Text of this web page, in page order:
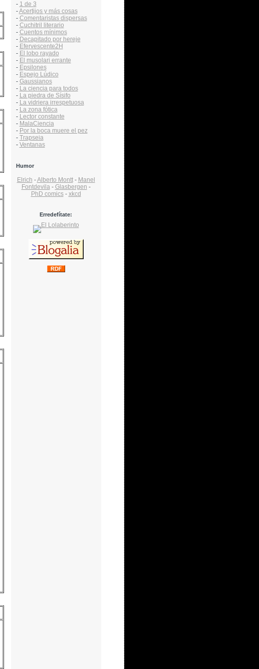
- 1 de 3
-Acertijos y más cosas
- Comentaristas dispersas
- Cuchitril literario
- Cuentos mínimos
- Decapitado por hereje
- Efervescente2H
- El lobo rayado
- El musolari errante
- Epsilones
- Espejo Lúdico
- Gaussianos
- La ciencia para todos
- La piedra de Sísifo
- La vidriera irrespetuosa
- La zona fótica
- Lector constante
- MalaCiencia
- Por la boca muere el pez
- Trapseia
- Ventanas
Humor
Elrich -Alberto Montt- Manel
Fontdevila - Glasbergen -
PhD comics- xkcd
Erredefítate: